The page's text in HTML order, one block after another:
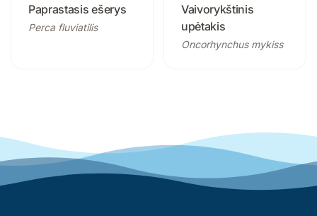
Paprastasis ešerys
Perca fluviatilis
Vaivorykštinis
upėtakis
Oncorhynchus mykiss